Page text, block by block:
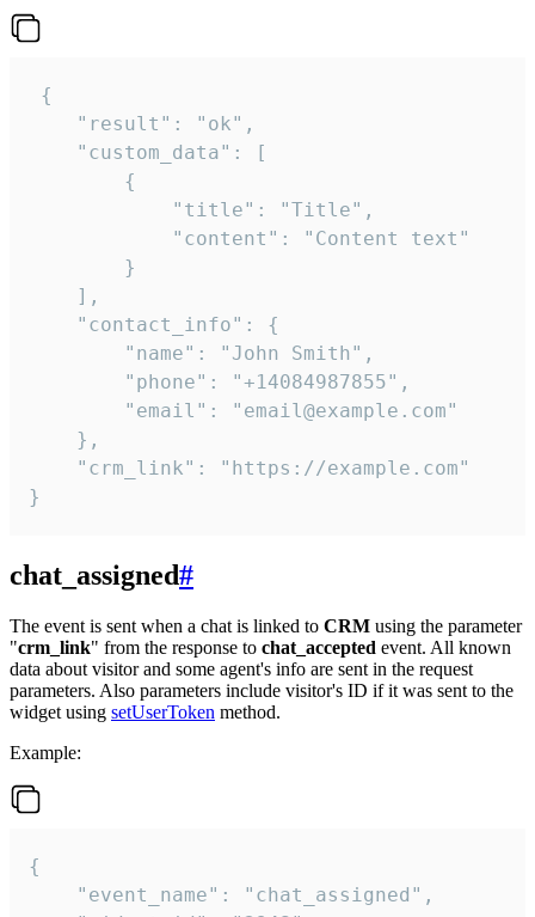
{
    "result": "ok",
    "custom_data": [
        {
            "title": "Title",
            "content": "Content text"
        }
    ],
    "contact_info": {
        "name": "John Smith",
        "phone": "+14084987855",
        "email": "email@example.com"
    },
    "crm_link": "https://example.com"
}
chat_assigned#
The event is sent when a chat is linked to CRM using the parameter
"crm_link" from the response to chat_accepted event. All known
data about visitor and some agent's info are sent in the request
parameters. Also parameters include visitor's ID if it was sent to the
widget using setUserToken method.
Example:
{
    "event_name": "chat_assigned",